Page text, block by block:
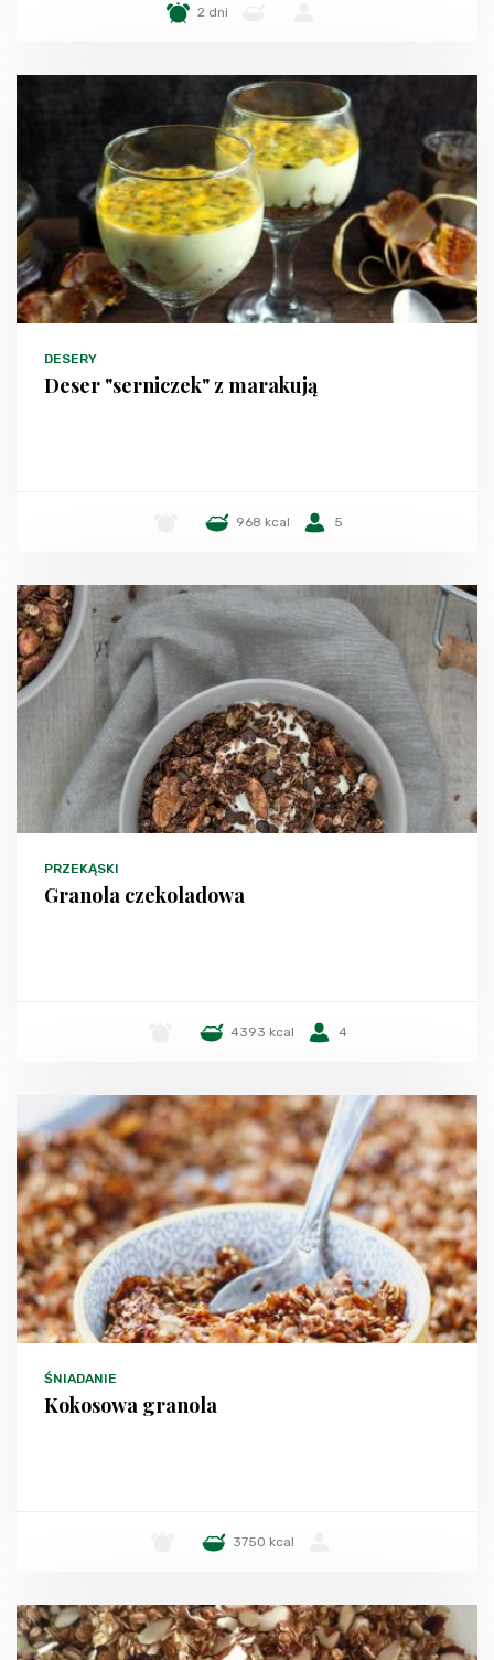
2 dni
DESERY
Deser "serniczek" z marakują
968 kcal 5
PRZEKĄSKI
Granola czekoladowa
4393 kcal 4
ŚNIADANIE
Kokosowa granola
3750 kcal